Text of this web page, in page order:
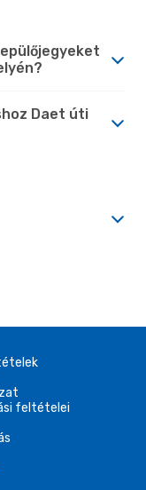
Daet úti
feltételei